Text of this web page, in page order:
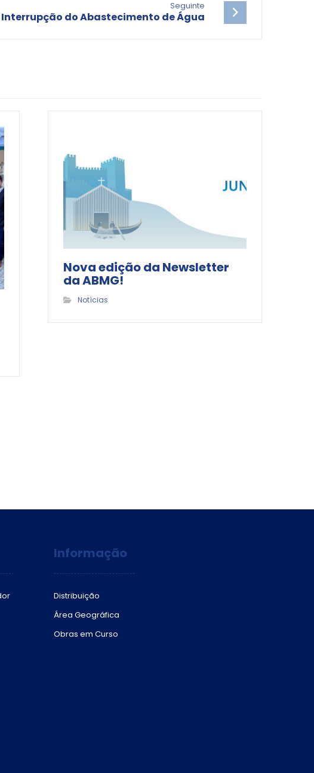
Seguinte
Interrupção do Abastecimento de Água
Nova edição da Newsletter
da ABMG!
Notícias
Informação
Distribuição
Área Geográfica
Obras em Curso